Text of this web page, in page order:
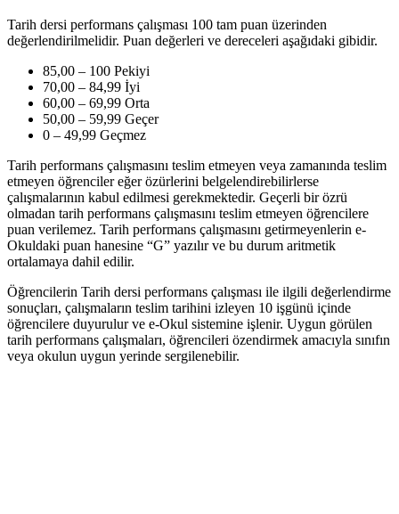
Tarih dersi performans çalışması 100 tam puan üzerinden
değerlendirilmelidir. Puan değerleri ve dereceleri aşağıdaki gibidir.
85,00 – 100 Pekiyi
70,00 – 84,99 İyi
60,00 – 69,99 Orta
50,00 – 59,99 Geçer
0 – 49,99 Geçmez
Tarih performans çalışmasını teslim etmeyen veya zamanında teslim
etmeyen öğrenciler eğer özürlerini belgelendirebilirlerse
çalışmalarının kabul edilmesi gerekmektedir. Geçerli bir özrü
olmadan tarih performans çalışmasını teslim etmeyen öğrencilere
puan verilemez. Tarih performans çalışmasını getirmeyenlerin e-
Okuldaki puan hanesine “G” yazılır ve bu durum aritmetik
ortalamaya dahil edilir.
Öğrencilerin Tarih dersi performans çalışması ile ilgili değerlendirme
sonuçları, çalışmaların teslim tarihini izleyen 10 işgünü içinde
öğrencilere duyurulur ve e-Okul sistemine işlenir. Uygun görülen
tarih performans çalışmaları, öğrencileri özendirmek amacıyla sınıfın
veya okulun uygun yerinde sergilenebilir.